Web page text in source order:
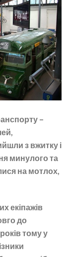
–
з вжитку і
минулого та
на мотлох,
екіпажів
до
тому у